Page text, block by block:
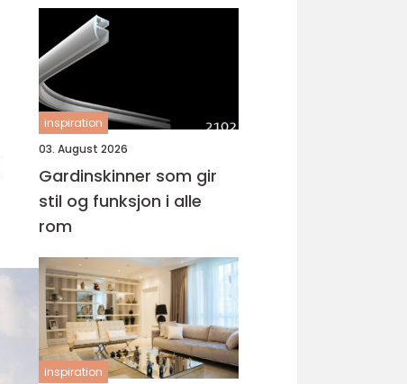
inspiration
03. August 2026
Gardinskinner som gir
stil og funksjon i alle
rom
inspiration